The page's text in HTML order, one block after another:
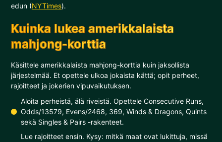
edun (NYTimes).
Kuinka lukea amerikkalaista
mahjong-korttia
Käsittele amerikkalaista mahjong-korttia kuin jaksollista
järjestelmää. Et opettele ulkoa jokaista kättä; opit perheet,
rajoitteet ja jokerien vipuvaikutuksen.
Aloita perheistä, älä riveistä. Opettele Consecutive Runs,
Odds/13579, Evens/2468, 369, Winds & Dragons, Quints
sekä Singles & Pairs -rakenteet.
Lue rajoitteet ensin. Kysy: mitkä maat ovat lukittuja, missä